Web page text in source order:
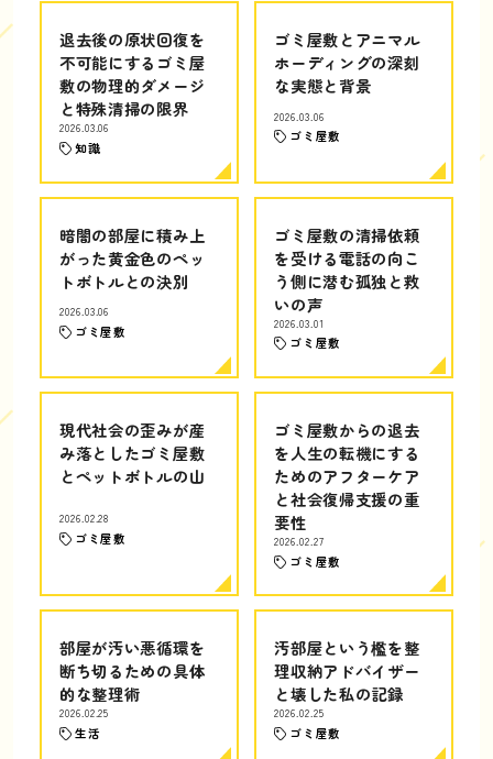
退去後の原状回復を
不可能にするゴミ屋
敷の物理的ダメージ
と特殊清掃の限界
2026.03.06
知識
ゴミ屋敷とアニマル
ホーディングの深刻
な実態と背景
2026.03.06
ゴミ屋敷
暗闇の部屋に積み上
がった黄金色のペッ
トボトルとの決別
2026.03.06
ゴミ屋敷
ゴミ屋敷の清掃依頼
を受ける電話の向こ
う側に潜む孤独と救
いの声
2026.03.01
ゴミ屋敷
現代社会の歪みが産
み落としたゴミ屋敷
とペットボトルの山
2026.02.28
ゴミ屋敷
ゴミ屋敷からの退去
を人生の転機にする
ためのアフターケア
と社会復帰支援の重
要性
2026.02.27
ゴミ屋敷
部屋が汚い悪循環を
断ち切るための具体
的な整理術
2026.02.25
生活
汚部屋という檻を整
理収納アドバイザー
と壊した私の記録
2026.02.25
ゴミ屋敷